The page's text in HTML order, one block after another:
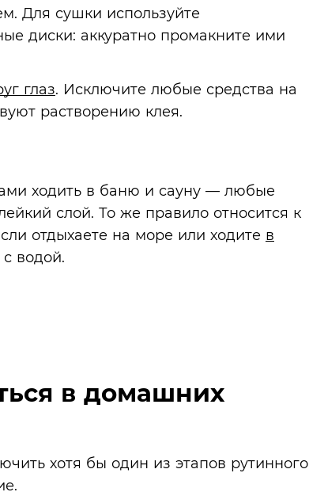
Для сушки используйте
диски: аккуратно промакните ими
глаз. Исключите любые средства на
растворению клея.
ходить в баню и сауну — любые
слой. То же правило относится к
отдыхаете на море или ходите в
с водой.
в домашних
хотя бы один из этапов рутинного